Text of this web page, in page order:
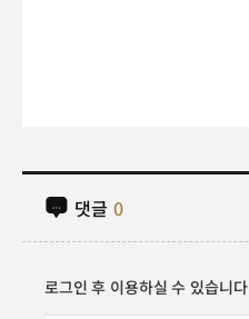
댓글 0
로그인 후 이용하실 수 있습니다